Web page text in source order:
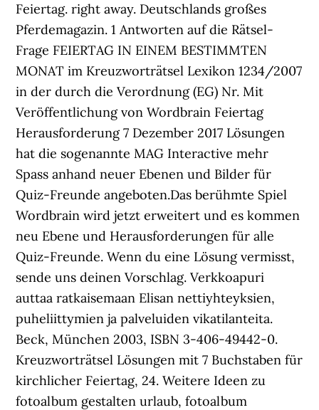
Feiertag. right away. Deutschlands großes
Pferdemagazin. 1 Antworten auf die Rätsel-
Frage FEIERTAG IN EINEM BESTIMMTEN
MONAT im Kreuzworträtsel Lexikon 1234/2007
in der durch die Verordnung (EG) Nr. Mit
Veröffentlichung von Wordbrain Feiertag
Herausforderung 7 Dezember 2017 Lösungen
hat die sogenannte MAG Interactive mehr
Spass anhand neuer Ebenen und Bilder für
Quiz-Freunde angeboten.Das berühmte Spiel
Wordbrain wird jetzt erweitert und es kommen
neu Ebene und Herausforderungen für alle
Quiz-Freunde. Wenn du eine Lösung vermisst,
sende uns deinen Vorschlag. Verkkoapuri
auttaa ratkaisemaan Elisan nettiyhteyksien,
puheliittymien ja palveluiden vikatilanteita.
Beck, München 2003, ISBN 3-406-49442-0.
Kreuzworträtsel Lösungen mit 7 Buchstaben für
kirchlicher Feiertag, 24. Weitere Ideen zu
fotoalbum gestalten urlaub, fotoalbum